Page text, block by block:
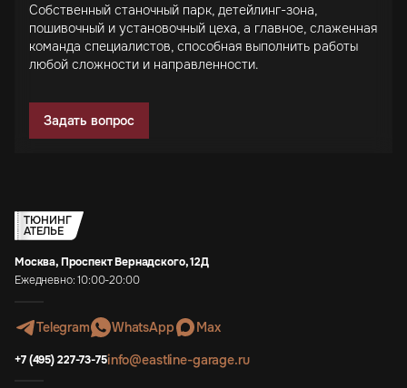
Собственный станочный парк, детейлинг-зона,
пошивочный и установочный цеха, а главное, слаженная
команда специалистов, способная выполнить работы
любой сложности и направленности.
Задать вопрос
ТЮНИНГ
АТЕЛЬЕ
Москва, Проспект Вернадского, 12Д
Ежедневно: 10:00-20:00
Telegram WhatsApp Max
+7 (495) 227-73-75info@eastline-garage.ru